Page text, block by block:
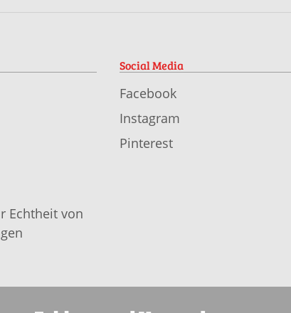
Echtheit von
Social Media
Facebook
Instagram
Pinterest